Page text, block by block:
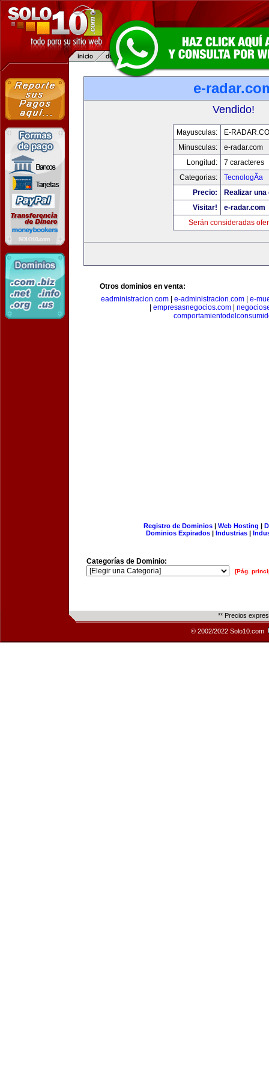
e-
Vendido!
Mayusculas:
E-
Minusculas:
e-radar.com
Longitud:
7 caracteres
Categorias:
TecnologÃ­a
Precio:
Realizar
Visitar!
e-radar.com
Serán consideradas
Otros dominios en venta:
eadministracion.com| e-administracion.com| e-
empresasnegocios.com|
Registro de Dominios| Web Hosting |
Dominios Expirados | Industrias |
Categorías de Dominio:
[Pág.
** Precios
© 2002/2022 Solo10.com